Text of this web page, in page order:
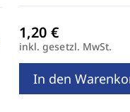
inkl. gesetzl. MwSt.
In den